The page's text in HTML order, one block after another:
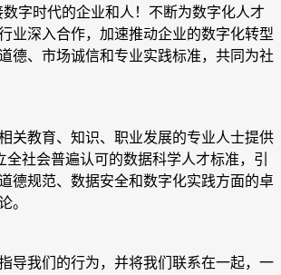
字时代的企业和人！不断为数字化人才
业深入合作，加速推动企业的数字化转型
德、市场诚信和专业实践标准，共同为社
关教育、知识、职业发展的专业人士提供
全社会普遍认可的数据科学人才标准，引
德规范、数据安全和数字化实践方面的卓
。
导我们的行为，并将我们联系在一起，一